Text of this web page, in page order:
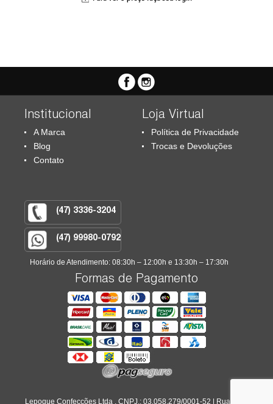
Institucional
A Marca
Blog
Contato
(47) 3336-3204
(47) 99980-0792
Loja Virtual
Política de Privacidade
Trocas e Devoluções
Horário de Atendimento: 08:30h – 12:00h e 13:30h – 17:30h
Formas de Pagamento
Lepoque Confecções Ltda . CNPJ.: 03.058.279/0001-52 | Rua João